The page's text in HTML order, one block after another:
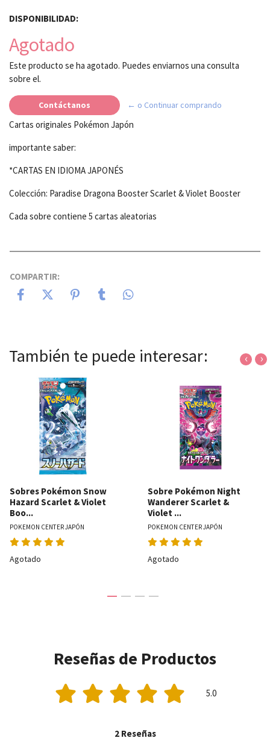
DISPONIBILIDAD:
Agotado
Este producto se ha agotado. Puedes enviarnos una consulta
sobre el.
Contáctanos ← o Continuar comprando
Cartas originales Pokémon Japón
importante saber:
*CARTAS EN IDIOMA JAPONÉS
Colección: Paradise Dragona Booster Scarlet & Violet Booster
Cada sobre contiene 5 cartas aleatorias
COMPARTIR:
También te puede interesar:
Sobres Pokémon Snow
Hazard Scarlet & Violet
Boo...
POKEMON CENTER JAPÓN
Agotado
Sobre Pokémon Night
Wanderer Scarlet &
Violet ...
POKEMON CENTER JAPÓN
Agotado
‹ ›
Reseñas de Productos
5.0
2 Reseñas